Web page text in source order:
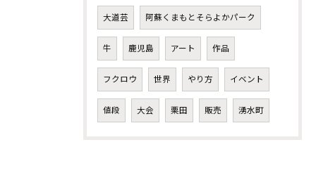
大道芸 阿蘇くまもとそらよかパーク
牛 鹿児島 アート 作品
フクロウ 世界 やり方 イベント
値段 大会 栗田 販売 湧水町